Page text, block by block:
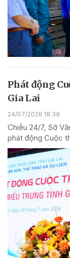
Phát động
Gia Lai
24/07/2026 18:39
Chiều 24/7, Sở
phát động Cuộc